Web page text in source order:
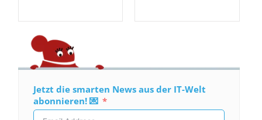
Jetzt die smarten News aus der IT-Welt
abonnieren! 💌